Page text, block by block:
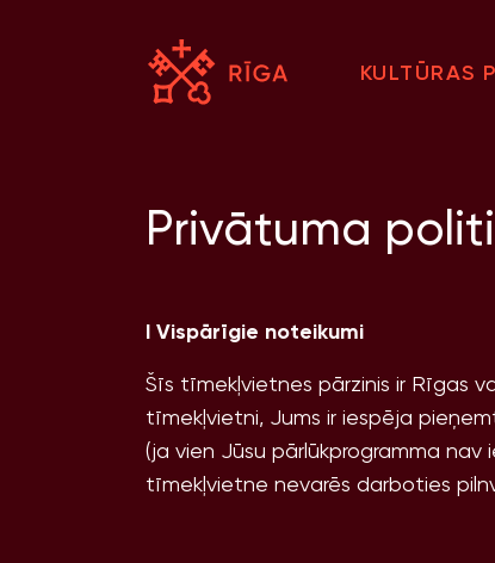
KULTŪRAS
Privātuma
I Vispārīgie noteikumi
Šīs tīmekļvietnes pārzinis ir Rīgas
tīmekļvietni, Jums ir iespēja
(ja vien Jūsu pārlūkprogramma
tīmekļvietne nevarēs darboties